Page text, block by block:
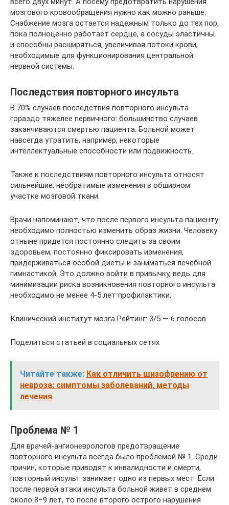
мозгового кровообращения нужно как можно раньше.
Снабжение мозга остается надежным только до тех пор,
пока полноценно работает сердце, а сосуды эластичны
и способны расширяться, увеличивая потоки крови,
необходимые для функционирования центральной
нервной системы.
Последствия повторного инсульта
В 70% случаев последствия повторного инсульта
гораздо тяжелее первичного: большинство случаев
заканчиваются смертью пациента. Больной может
навсегда утратить, например, некоторые
интеллектуальные способности или подвижность.
Также к последствиям повторного инсульта относят
сильнейшие, необратимые изменения в обширном
участке мозговой ткани.
Врачи напоминают, что после первого инсульта пациенту
необходимо полностью изменить образ жизни. Человеку
отныне придется постоянно следить за своим
здоровьем, постоянно фиксировать изменения,
придерживаться особой диеты и заниматься лечебной
гимнастикой. Это должно войти в привычку, ведь для
минимизации риска возникновения повторного инсульта
необходимо не менее 4-5 лет профилактики.
Клинический институт мозга Рейтинг: 3/5 — 6 голосов
Поделиться статьей в социальных сетях
Читайте также: Как отличить шизофрению от
невроза: симптомы заболеваний, методы
лечения
Проблема № 1
Для врачей-ангионеврологов предотвращение
повторного инсульта всегда было проблемой № 1. Среди
причин, которые приводят к инвалидности и смерти,
повторный инсульт занимает одно из первых мест. Если
после первой атаки инсульта больной живет в среднем
около 8–9 лет, то после второго острого нарушения